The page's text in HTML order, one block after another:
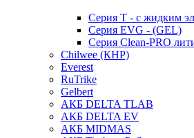
Серия T - с жидким
Серия EVG - (GEL)
Серия Clean-PRO
Chilwee (КНР)
Everest
RuTrike
Gelbert
АКБ DELTA TLAB
АКБ DELTA EV
АКБ MIDMAS